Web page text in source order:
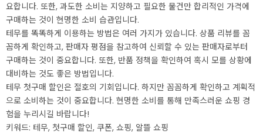
요합니다. 또한, 과도한 소비는 지양하고 필요한 물건만 합리적인 가격에
구매하는 것이 현명한 소비 습관입니다.
테무를 똑똑하게 이용하는 방법은 여러 가지가 있습니다. 상품 리뷰를 꼼
꼼하게 확인하고, 판매자 평점을 참고하여 신뢰할 수 있는 판매자로부터
구매하는 것이 중요합니다. 또한, 반품 정책을 확인하여 혹시 모를 상황에
대비하는 것도 좋은 방법입니다.
테무 첫구매 할인은 절호의 기회입니다. 하지만 꼼꼼하게 확인하고 계획적
으로 소비하는 것이 중요합니다. 현명한 소비를 통해 만족스러운 쇼핑 경
험을 누리시길 바랍니다!
키워드: 테무, 첫구매 할인, 쿠폰, 쇼핑, 알뜰 쇼핑